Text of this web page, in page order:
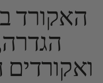
האקורד
ואקורדים